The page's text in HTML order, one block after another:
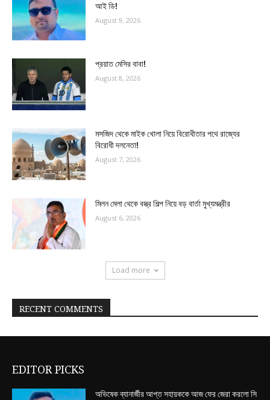
আই ডি!
August 9, 2026
প্রয়াত মেসির বাবা!
August 8, 2026
মসজিদ থেকে মাইক খোলা নিয়ে বিরোধীতার পথে রাজ্যের
বিরোধী দলনেতা!
August 7, 2026
মিলন মেলা থেকে বস্ত্র শিল্প নিয়ে বড় বার্তা মুখ্যমন্ত্রীর
August 6, 2026
Load more
RECENT COMMENTS
EDITOR PICKS
অভিষেক ব্যানার্জীর আপ্ত সহায়ককে আজ ফের জেরা করলো সি